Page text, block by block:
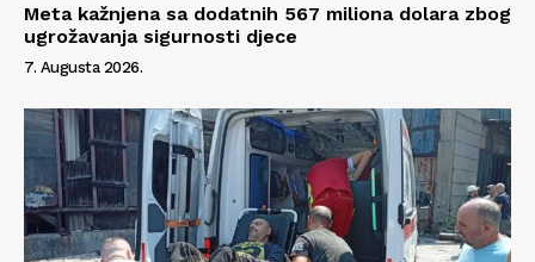
Meta kažnjena sa dodatnih 567 miliona dolara zbog
ugrožavanja sigurnosti djece
7. Augusta 2026.